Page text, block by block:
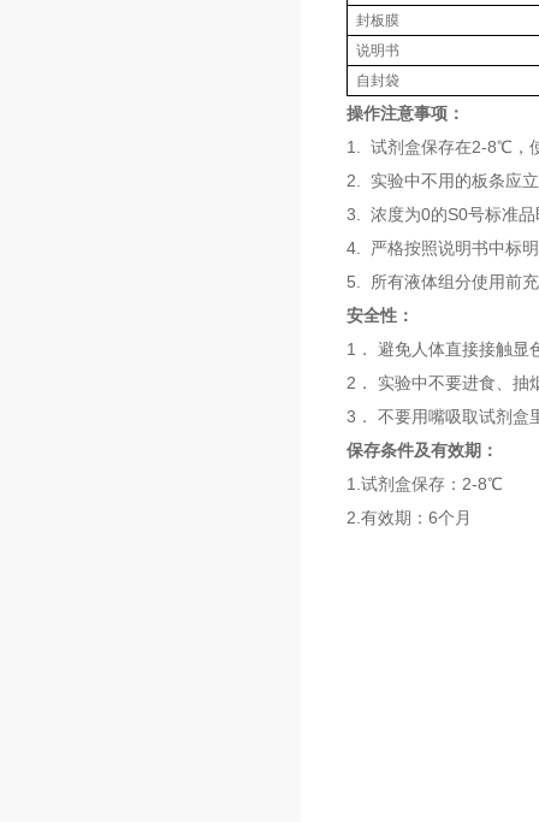
封板膜
说明书
自封袋
操作注意事项：
1. 试剂盒保存在2-8℃，
2. 实验中不用的板条应
3. 浓度为0的S0号标准品
4. 严格按照说明书中标
5. 所有液体组分使用前
安全性：
1． 避免人体直接接触显
2． 实验中不要进食、抽
3． 不要用嘴吸取试剂盒
保存条件及有效期：
1.试剂盒保存：2-8℃
2.有效期：6个月